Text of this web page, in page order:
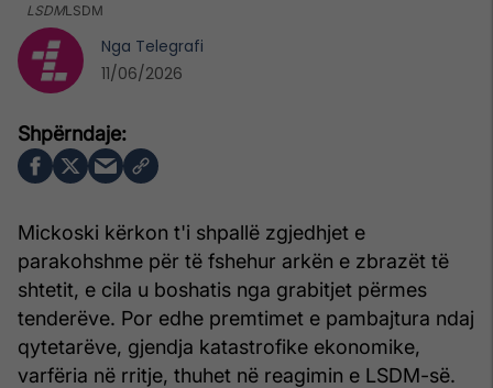
LSDMLSDM
Mickoski kërkon t'i shpallë zgjedhjet e
parakohshme për të fshehur arkën e zbrazët të
shtetit, e cila u boshatis nga grabitjet përmes
tenderëve. Por edhe premtimet e pambajtura ndaj
qytetarëve, gjendja katastrofike ekonomike,
varfëria në rritje, thuhet në reagimin e LSDM-së.
Nga Telegrafi
11/06/2026